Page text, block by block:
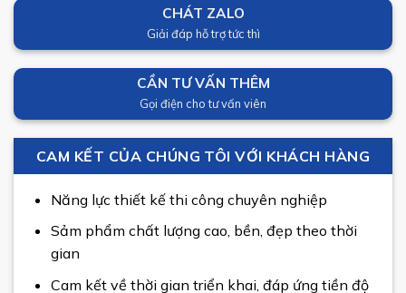
CHÁT ZALO
Giải đáp hỗ trợ tức thì
CẦN TƯ VẤN THÊM
Gọi điện cho tư vấn viên
CAM KẾT CỦA CHÚNG TÔI VỚI KHÁCH HÀNG
Năng lực thiết kế thi công chuyên nghiệp
Sảm phẩm chất lượng cao, bền, đẹp theo thời
gian
Cam kết về thời gian triển khai, đáp ứng tiền độ